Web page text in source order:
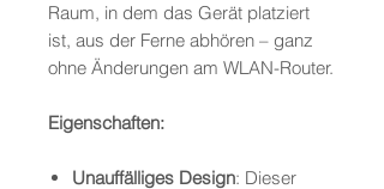
Raum, in dem das Gerät platziert
ist, aus der Ferne abhören – ganz
ohne Änderungen am WLAN-Router.
Eigenschaften:
Unauffälliges Design: Dieser